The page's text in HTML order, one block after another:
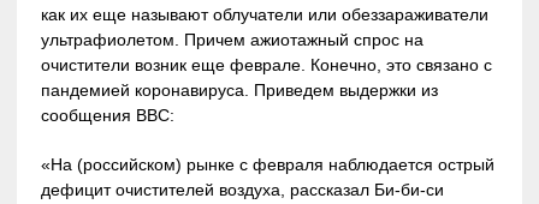
как их еще называют облучатели или обеззараживатели
ультрафиолетом. Причем ажиотажный спрос на
очистители возник еще феврале. Конечно, это связано с
пандемией коронавируса. Приведем выдержки из
сообщения BBC:
«На (российском) рынке с февраля наблюдается острый
дефицит очистителей воздуха, рассказал Би-би-си